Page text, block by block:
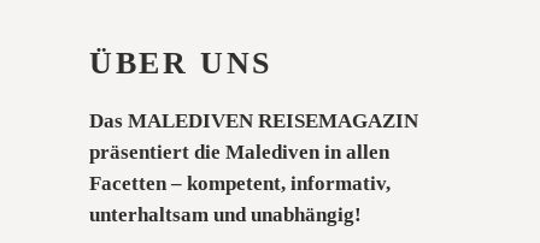
ÜBER UNS
Das MALEDIVEN REISEMAGAZIN
präsentiert die Malediven in allen
Facetten – kompetent, informativ,
unterhaltsam und unabhängig!